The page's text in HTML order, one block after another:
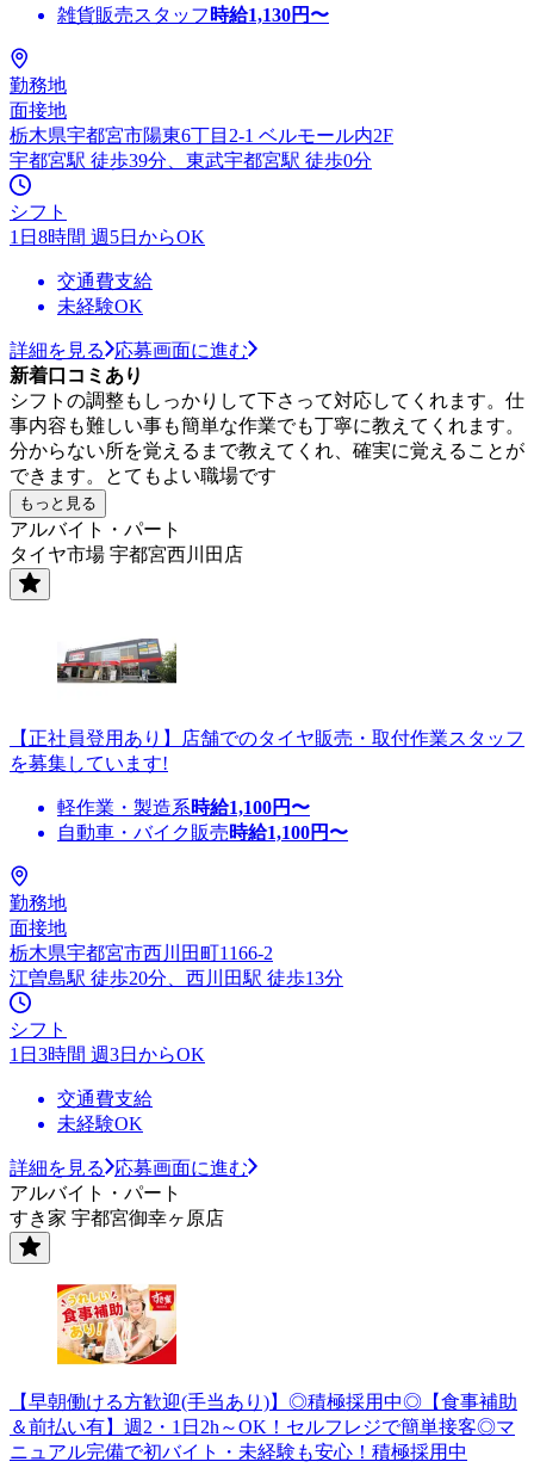
雑貨販売スタッフ 時給1,130円〜
勤務地
面接地
栃木県宇都宮市陽東6丁目2-1 ベルモール内2F
宇都宮駅 徒歩39分、東武宇都宮駅 徒歩0分
シフト
1日8時間 週5日からOK
交通費支給
未経験OK
詳細を見る
応募画面に進む
新着口コミあり
シフトの調整もしっかりして下さって対応してくれます。仕
事内容も難しい事も簡単な作業でも丁寧に教えてくれます。
分からない所を覚えるまで教えてくれ、確実に覚えることが
できます。とてもよい職場です
もっと見る
アルバイト・パート
タイヤ市場 宇都宮西川田店
【正社員登用あり】店舗でのタイヤ販売・取付作業スタッフ
を募集しています!
軽作業・製造系時給1,100円〜
自動車・バイク販売時給1,100円〜
勤務地
面接地
栃木県宇都宮市西川田町1166-2
江曽島駅 徒歩20分、西川田駅 徒歩13分
シフト
1日3時間 週3日からOK
交通費支給
未経験OK
詳細を見る
応募画面に進む
アルバイト・パート
すき家 宇都宮御幸ヶ原店
【早朝働ける方歓迎(手当あり)】◎積極採用中◎【食事補助
＆前払い有】週2・1日2h～OK！セルフレジで簡単接客◎マ
ニュアル完備で初バイト・未経験も安心！積極採用中